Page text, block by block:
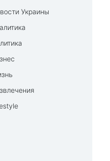
Украины